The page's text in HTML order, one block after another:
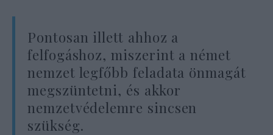
Pontosan illett ahhoz a
felfogáshoz, miszerint a német
nemzet legfőbb feladata önmagát
megszüntetni, és akkor
nemzetvédelemre sincsen
szükség.